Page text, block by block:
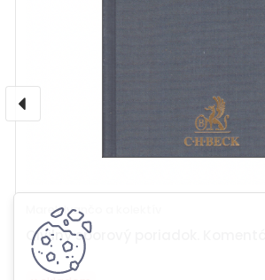
Civilný sporový poriadok. Komentár
Marek Ivančo a kolektív